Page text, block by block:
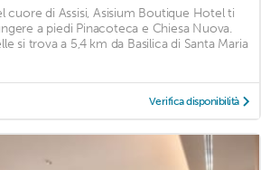
cuore di Assisi, Asisium Boutique Hotel ti
a piedi Pinacoteca e Chiesa Nuova.
si trova a 5,4 km da Basilica di Santa Maria
Verifica disponibilità